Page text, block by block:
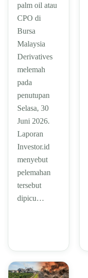
palm oil atau
CPO di
Bursa
Malaysia
Derivatives
melemah
pada
penutupan
Selasa, 30
Juni 2026.
Laporan
Investor.id
menyebut
pelemahan
tersebut
dipicu…